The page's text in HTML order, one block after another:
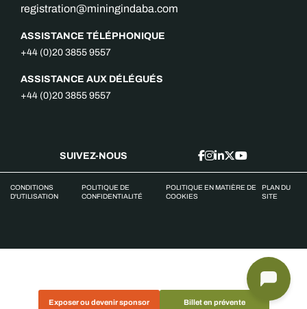
Exposer ou devenir sponsor Billet en prévente
registration@miningindaba.com
ASSISTANCE TÉLÉPHONIQUE
+44 (0)20 3855 9557
ASSISTANCE AUX DÉLÉGUÉS
+44 (0)20 3855 9557
SUIVEZ-NOUS
CONDITIONS
D'UTILISATION
POLITIQUE DE
CONFIDENTIALITÉ
POLITIQUE EN MATIÈRE DE
COOKIES
PLAN DU
SITE